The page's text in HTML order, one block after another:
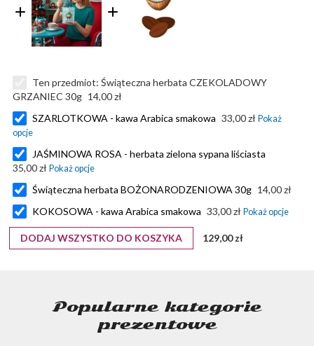
Ten przedmiot:Świąteczna herbata CZEKOLADOWY
GRZANIEC 30g 14,00 zł
SZARLOTKOWA - kawa Arabica smakowa 33,00 zł
JAŚMINOWA ROSA - herbata zielona sypana liściasta
35,00 zł
Świąteczna herbata BOŻONARODZENIOWA 30g 14,00 zł
KOKOSOWA - kawa Arabica smakowa 33,00 zł
DODAJ WSZYSTKO DO KOSZYKA 129,00 zł
Popularne kategorie
prezentowe